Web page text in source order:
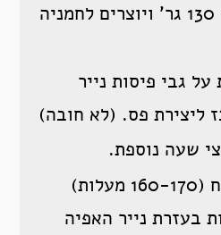
מחלקים לכדורים של 130 גר’ ויוצרים לחמניה
גבי פיסות נייר
ליצירת פס. (לא חובה)
שעה נוספת.
מחממים שמן לא רותח (160-170 מעלות)
בעזרת נייר האפיה